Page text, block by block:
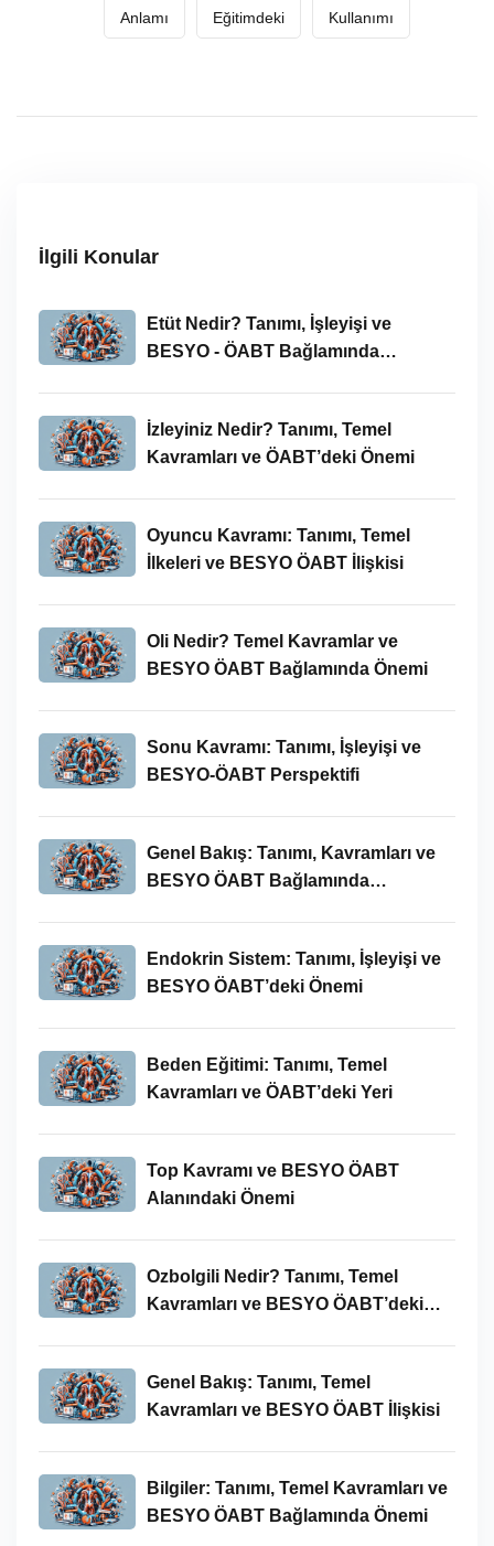
Anlamı Eğitimdeki Kullanımı
İlgili Konular
Etüt Nedir? Tanımı, İşleyişi ve
BESYO - ÖABT Bağlamında
İzleyiniz Nedir? Tanımı, Temel
Kavramları ve ÖABT’deki Önemi
Oyuncu Kavramı: Tanımı, Temel
İlkeleri ve BESYO ÖABT İlişkisi
Oli Nedir? Temel Kavramlar ve
BESYO ÖABT Bağlamında Önemi
Sonu Kavramı: Tanımı, İşleyişi ve
BESYO-ÖABT Perspektifi
Genel Bakış: Tanımı, Kavramları ve
BESYO ÖABT Bağlamında
Endokrin Sistem: Tanımı, İşleyişi ve
BESYO ÖABT’deki Önemi
Beden Eğitimi: Tanımı, Temel
Kavramları ve ÖABT’deki Yeri
Top Kavramı ve BESYO ÖABT
Alanındaki Önemi
Ozbolgili Nedir? Tanımı, Temel
Kavramları ve BESYO ÖABT’deki
Genel Bakış: Tanımı, Temel
Kavramları ve BESYO ÖABT İlişkisi
Bilgiler: Tanımı, Temel Kavramları ve
BESYO ÖABT Bağlamında Önemi